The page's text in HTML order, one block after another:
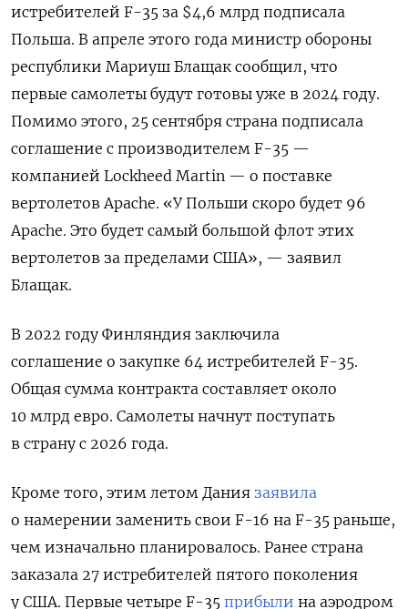
истребителей F-35 за $4,6 млрд подписала
Польша. В апреле этого года министр обороны
республики Мариуш Блащак сообщил, что
первые самолеты будут готовы уже в 2024 году.
Помимо этого, 25 сентября страна подписала
соглашение с производителем F-35 —
компанией Lockheed Martin — о поставке
вертолетов Apache. «У Польши скоро будет 96
Apache. Это будет самый большой флот этих
вертолетов за пределами США», — заявил
Блащак.
В 2022 году Финляндия заключила
соглашение о закупке 64 истребителей F-35.
Общая сумма контракта составляет около
10 млрд евро. Самолеты начнут поступать
в страну с 2026 года.
Кроме того, этим летом Дания заявила
о намерении заменить свои F-16 на F-35 раньше,
чем изначально планировалось. Ранее страна
заказала 27 истребителей пятого поколения
у США. Первые четыре F-35 прибыли на аэродром